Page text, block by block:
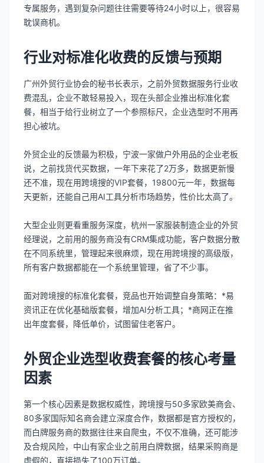
专属服务，遇到复杂问题往往需要等待24小时以上，很容易
耽误商机。
行业对标准化收费的反馈与预期
广州外贸行业协会的秘书长表示，之前外贸数据服务行业收
费混乱，企业不敢轻易投入，现在头部企业推出标准化套
餐，相当于给行业树立了一个参照标尺，企业选型时不用再
担心被坑。
外贸企业的反馈最为积极，宁波一家做户外用品的企业老板
说，之前找货代买数据，一年下来花了2万多，数据更新慢
还不准，现在用跨境搜的VIP套餐，19800元一年，数据每
天更新，还能自己用AI工具分析市场趋势，性价比太高了。
大型企业则更看重服务深度，杭州一家服装制造企业的外贸
经理说，之前用的服务商没有CRM集成功能，客户数据分散
在不同系统里，管理起来很麻烦，现在用跨境搜的高级版，
所有客户数据都能在一个系统里管理，省了不少事。
面对跨境搜的标准化套餐，竞品也开始调整自身策略：*易
资讯正在优化基础版套餐，增加AI分析工具；*商网正在推
出年度套餐，降低单价，试图留住老客户。
外贸企业选型收费套餐的核心考量
因素
第一个核心因素是数据权威性，跨境搜与50多家欧美商会、
80多家国际知名商会建立深度合作，数据都是官方授权的，
而白牌服务商的数据往往来自爬虫，不仅不准确，还可能涉
及合规风险，中山有家企业之前用白牌数据，结果采购商是
虚假的，直接损失了100万订单。